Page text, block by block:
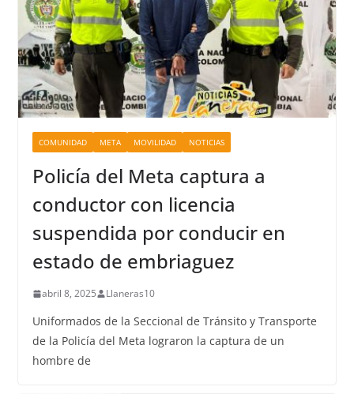
COMUNIDAD META MOVILIDAD NOTICIAS
Policía del Meta captura a
conductor con licencia
suspendida por conducir en
estado de embriaguez
abril 8, 2025 Llaneras10
Uniformados de la Seccional de Tránsito y Transporte
de la Policía del Meta lograron la captura de un
hombre de